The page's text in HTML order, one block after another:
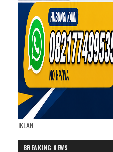
IKLAN
BREAKING NEWS